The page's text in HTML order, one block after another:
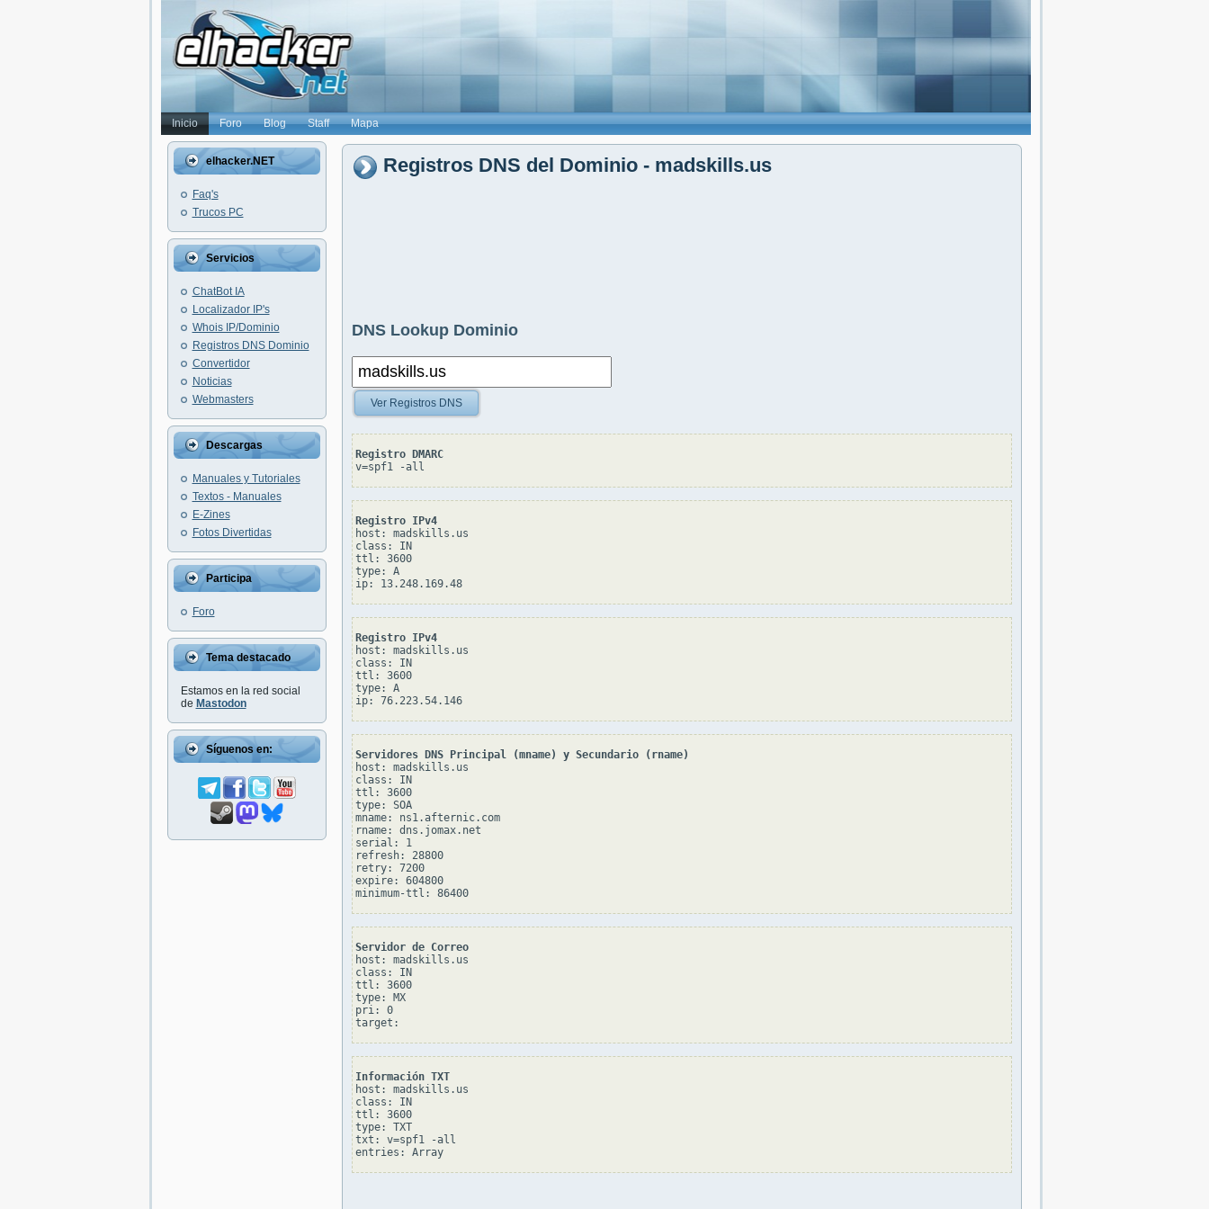
Inicio Foro Blog Staff Mapa
elhacker.NET
Faq's
Trucos PC
Servicios
ChatBot IA
Localizador IP's
Whois IP/Dominio
Registros DNS Dominio
Convertidor
Noticias
Webmasters
Descargas
Manuales y Tutoriales
Textos - Manuales
E-Zines
Fotos Divertidas
Participa
Foro
Tema destacado
Estamos en la red social
de Mastodon
Síguenos en:
Registros DNS del Dominio - madskills.us
DNS Lookup Dominio
Ver Registros DNS
Registro DMARC
v=spf1 -all
Registro IPv4
host: madskills.us
class: IN
ttl: 3600
type: A
ip: 13.248.169.48
Registro IPv4
host: madskills.us
class: IN
ttl: 3600
type: A
ip: 76.223.54.146
Servidores DNS Principal (mname) y Secundario (rname)
host: madskills.us
class: IN
ttl: 3600
type: SOA
mname: ns1.afternic.com
rname: dns.jomax.net
serial: 1
refresh: 28800
retry: 7200
expire: 604800
minimum-ttl: 86400
Servidor de Correo
host: madskills.us
class: IN
ttl: 3600
type: MX
pri: 0
Información TXT
host: madskills.us
class: IN
ttl: 3600
type: TXT
txt: v=spf1 -all
entries: Array